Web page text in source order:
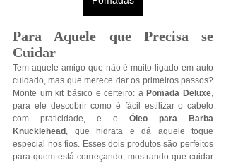
Para Aquele que Precisa se
Cuidar
Tem aquele amigo que não é muito ligado em auto
cuidado, mas que merece dar os primeiros passos?
Monte um kit básico e certeiro: a Pomada Deluxe,
para ele descobrir como é fácil estilizar o cabelo
com praticidade, e o Óleo para Barba
Knucklehead , que hidrata e dá aquele toque
especial nos fios. Esses dois produtos são perfeitos
para quem está começando, mostrando que cuidar